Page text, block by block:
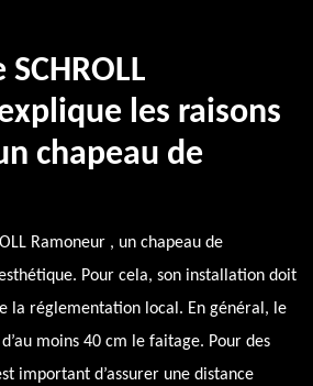
les raisons
chapeau de
Ramoneur , un chapeau de
Pour cela, son installation doit
la réglementation local. En général, le
moins 40 cm le faitage. Pour des
important d’assurer une distance